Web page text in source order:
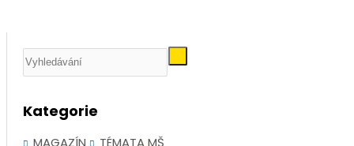
Kategorie
MAGAZÍN
TÉMATA MŠ